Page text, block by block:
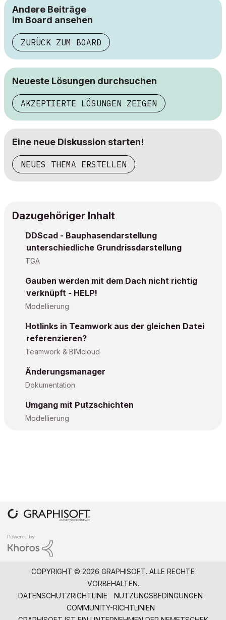
Andere Beiträge
im Board ansehen
ZURÜCK ZUM BOARD
Neueste Lösungen durchsuchen
AKZEPTIERTE LÖSUNGEN ZEIGEN
Eine neue Diskussion starten!
NEUES THEMA ERSTELLEN
Dazugehöriger Inhalt
DDScad - Bauphasendarstellung
unterschiedliche Grundrissdarstellung
TGA
Gauben werden mit dem Dach nicht richtig
verknüpft - HELP!
Modellierung
Hotlinks in Teamwork aus der gleichen Datei
referenzieren?
Teamwork & BIMcloud
Änderungsmanager
Dokumentation
Umgang mit Putzschichten
Modellierung
COPYRIGHT © 2026 GRAPHISOFT. ALLE RECHTE
VORBEHALTEN.
DATENSCHUTZRICHTLINIE
NUTZUNGSBEDINGUNGEN
COMMUNITY-RICHTLINIEN